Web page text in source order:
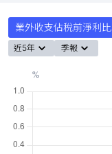
業外收支佔稅前淨利比
近5年 季報